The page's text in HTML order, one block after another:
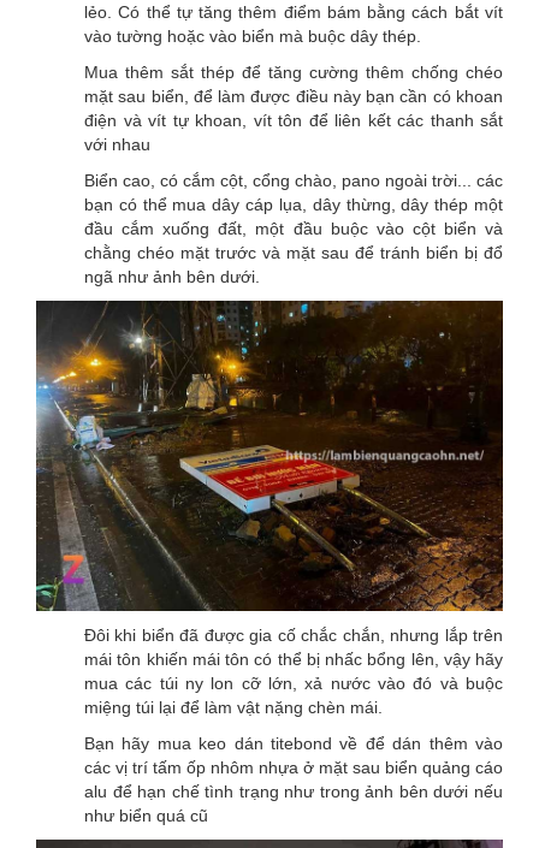
lẻo. Có thể tự tăng thêm điểm bám bằng cách bắt vít
vào tường hoặc vào biển mà buộc dây thép.
Mua thêm sắt thép để tăng cường thêm chống chéo
mặt sau biển, để làm được điều này bạn cần có khoan
điện và vít tự khoan, vít tôn để liên kết các thanh sắt
với nhau
Biển cao, có cắm cột, cổng chào, pano ngoài trời... các
bạn có thể mua dây cáp lụa, dây thừng, dây thép một
đầu cắm xuống đất, một đầu buộc vào cột biển và
chằng chéo mặt trước và mặt sau để tránh biển bị đổ
ngã như ảnh bên dưới.
Đôi khi biển đã được gia cố chắc chắn, nhưng lắp trên
mái tôn khiến mái tôn có thể bị nhấc bổng lên, vậy hãy
mua các túi ny lon cỡ lớn, xả nước vào đó và buộc
miệng túi lại để làm vật nặng chèn mái.
Bạn hãy mua keo dán titebond về để dán thêm vào
các vị trí tấm ốp nhôm nhựa ở mặt sau biển quảng cáo
alu để hạn chế tình trạng như trong ảnh bên dưới nếu
như biển quá cũ